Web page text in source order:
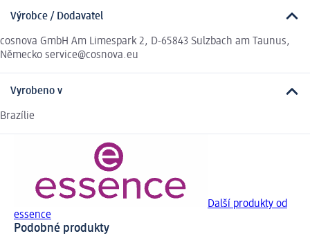
Výrobce / Dodavatel
cosnova GmbH Am Limespark 2, D-65843 Sulzbach am Taunus,
Německo service@cosnova.eu
Vyrobeno v
Brazílie
Další produkty od
essence
Podobné produkty